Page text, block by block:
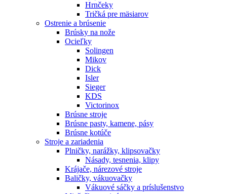
Hrnčeky
Tričká pre mäsiarov
Ostrenie a brúsenie
Brúsky na nože
Ocieľky
Solingen
Mikov
Dick
Isler
Sieger
KDS
Victorinox
Brúsne stroje
Brúsne pasty, kamene, pásy
Brúsne kotúče
Stroje a zariadenia
Plničky, narážky, klipsovačky
Násady, tesnenia, klipy
Krájače, nárezové stroje
Baličky, vákuovačky
Vákuové sáčky a príslušenstvo